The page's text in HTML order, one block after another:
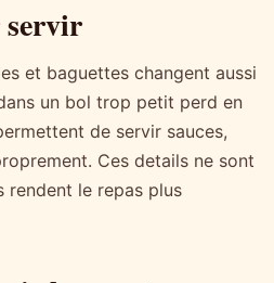
servir
et baguettes changent aussi
un bol trop petit perd en
de servir sauces,
Ces details ne sont
rendent le repas plus